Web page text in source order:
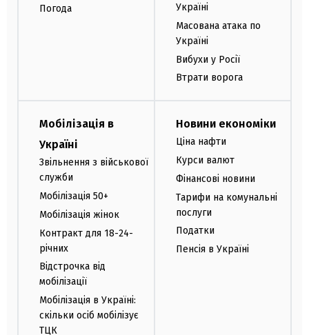
Погода
Україні
Масована атака по
Україні
Вибухи у Росії
Втрати ворога
Мобілізація в
Україні
Звільнення з військової
служби
Мобілізація 50+
Мобілізація жінок
Контракт для 18-24-
річних
Відстрочка від
мобілізації
Мобілізація в Україні:
скільки осіб мобілізує
ТЦК
Новини економіки
Ціна нафти
Курси валют
Фінансові новини
Тарифи на комунальні
послуги
Податки
Пенсія в Україні